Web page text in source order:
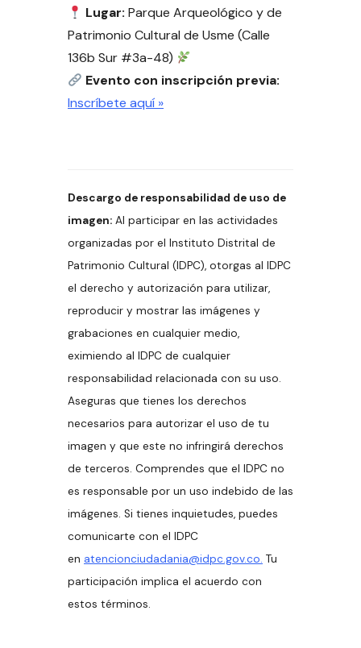
Lugar: Parque Arqueológico y de
Patrimonio Cultural de Usme (Calle
136b Sur #3a-48)
Evento con inscripción previa:
Inscríbete aquí »
Descargo de responsabilidad de uso de
imagen: Al participar en las actividades
organizadas por el Instituto Distrital de
Patrimonio Cultural (IDPC), otorgas al IDPC
el derecho y autorización para utilizar,
reproducir y mostrar las imágenes y
grabaciones en cualquier medio,
eximiendo al IDPC de cualquier
responsabilidad relacionada con su uso.
Aseguras que tienes los derechos
necesarios para autorizar el uso de tu
imagen y que este no infringirá derechos
de terceros. Comprendes que el IDPC no
es responsable por un uso indebido de las
imágenes. Si tienes inquietudes, puedes
comunicarte con el IDPC
en atencionciudadania@idpc.gov.co. Tu
participación implica el acuerdo con
estos términos.